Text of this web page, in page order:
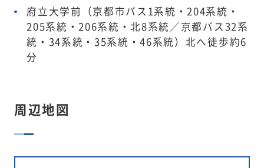
府立大学前（京都市バス1系統・204系統・
205系統・206系統・北8系統／京都バス32系
統・34系統・35系統・46系統）北へ徒歩約6
分
周辺地図